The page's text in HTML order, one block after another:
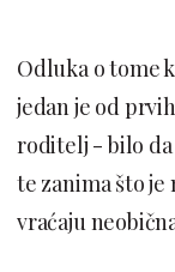
Odluka o tome
jedan je od
roditelj - bilo
te zanima što je
vraćaju